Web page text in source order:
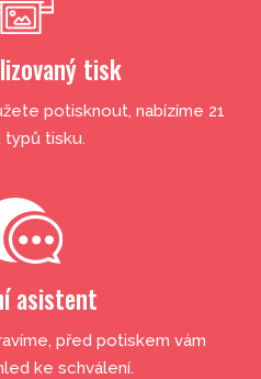
tisk
potisknout, nabízíme 21
typů tisku.
asistent
před potiskem vám
ke schválení.